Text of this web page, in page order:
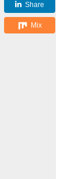
Share
Mix